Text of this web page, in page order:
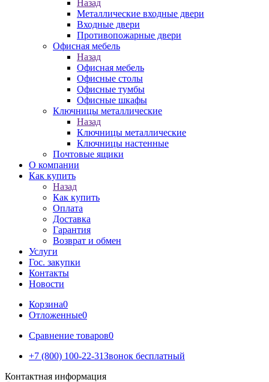
Назад
Металлические входные двери
Входные двери
Противопожарные двери
Офисная мебель
Назад
Офисная мебель
Офисные столы
Офисные тумбы
Офисные шкафы
Ключницы металлические
Назад
Ключницы металлические
Ключницы настенные
Почтовые ящики
О компании
Как купить
Назад
Как купить
Оплата
Доставка
Гарантия
Возврат и обмен
Услуги
Гос. закупки
Контакты
Новости
Корзина0
Отложенные0
Сравнение товаров0
+7 (800) 100-22-31Звонок бесплатный
Контактная информация